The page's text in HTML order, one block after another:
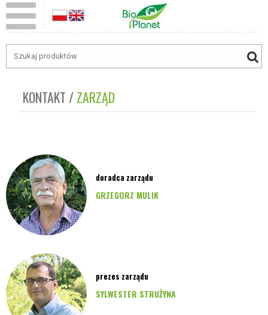
KONTAKT ZARZĄD
doradca zarządu
GRZEGORZ MULIK
prezes zarządu
SYLWESTER STRUŻYNA